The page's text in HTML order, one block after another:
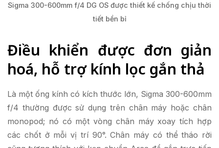
Sigma 300-600mm f/4 DG OS được thiết kế chống chịu thời
tiết bền bỉ
Điều khiển được đơn giản
hoá, hỗ trợ kính lọc gắn thả
Là một ống kính có kích thước lớn, Sigma 300-600mm
f/4 thường được sử dụng trên chân máy hoặc chân
monopod; nó có một vòng chân máy xoay tích hợp
các chốt ở mỗi vị trí 90°. Chân máy có thể tháo rời